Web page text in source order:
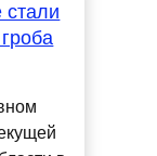
стали